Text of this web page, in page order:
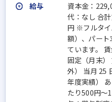
給与
資本金：
代：なし 合
円 ※フルタ
額）、パー
ています。
固定（月末
外） 当月 25
年度実績）
たり500円～